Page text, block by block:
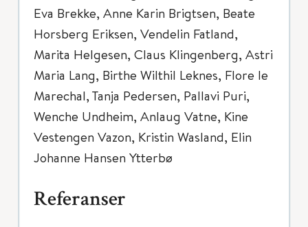
Eva Brekke, Anne Karin Brigtsen, Beate
Horsberg Eriksen, Vendelin Fatland,
Marita Helgesen, Claus Klingenberg, Astri
Maria Lang, Birthe Wilthil Leknes, Flore le
Marechal, Tanja Pedersen, Pallavi Puri,
Wenche Undheim, Anlaug Vatne, Kine
Vestengen Vazon, Kristin Wasland, Elin
Johanne Hansen Ytterbø
Referanser